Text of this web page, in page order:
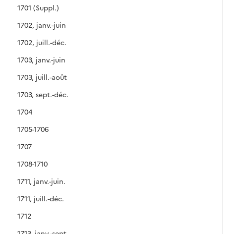
1701 (Suppl.)
1702, janv.-juin
1702, juill.-déc.
1703, janv.-juin
1703, juill.-août
1703, sept.-déc.
1704
1705-1706
1707
1708-1710
1711, janv.-juin.
1711, juill.-déc.
1712